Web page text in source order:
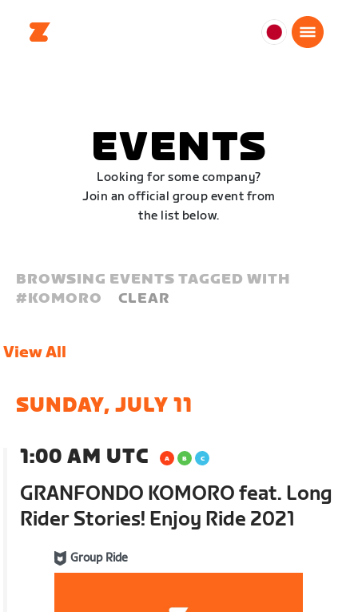
日
EVENTS
Looking for some company?
Join an official group event from
the list below.
BROWSING EVENTS TAGGED WITH
#KOMORO CLEAR
View All
SUNDAY, JULY 11
1:00 AM UTC
GRANFONDO KOMORO feat. Long
Rider Stories! Enjoy Ride 2021
Group Ride